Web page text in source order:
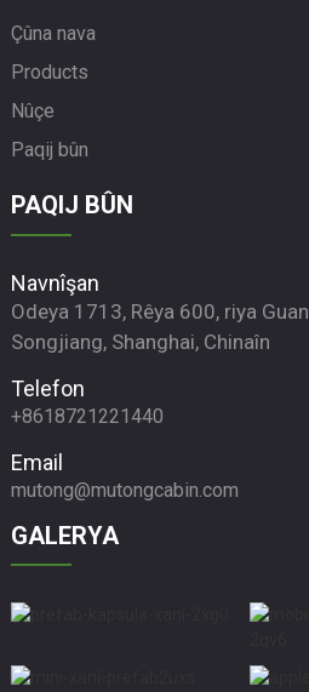
Çûna nava
Products
Nûçe
Paqij bûn
PAQIJ BÛN
Navnîşan
Odeya 1713, Rêya 600, riya
Songjiang, Shanghai, Chinaîn
Telefon
+8618721221440
Email
mutong@mutongcabin.com
GALERYA